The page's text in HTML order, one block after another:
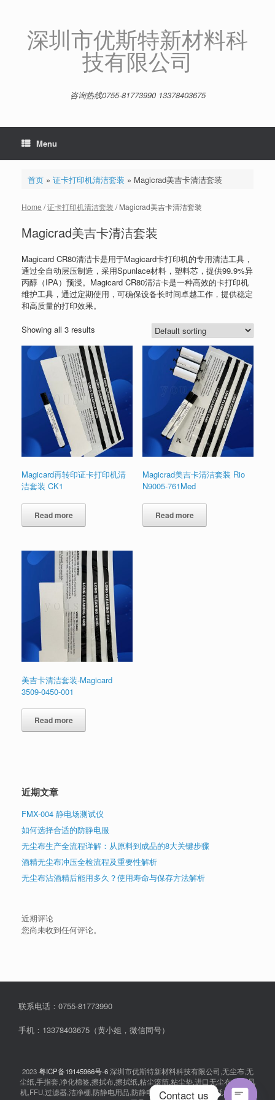
深圳市优斯特新材料科
技有限公司
咨询热线0755-81773990 13378403675
Menu
首页» 证卡打印机清洁套装 » Magicrad美吉卡清洁套装
Home /证卡打印机清洁套装 / Magicrad美吉卡清洁套装
Magicrad美吉卡清洁套装
Magicard CR80清洁卡是用于Magicard卡打印机的专用清洁工具，
通过全自动层压制造，采用Spunlace材料，塑料芯，提供99.9%异
丙醇（IPA）预浸。Magicard CR80清洁卡是一种高效的卡打印机
维护工具，通过定期使用，可确保设备长时间卓越工作，提供稳定
和高质量的打印效果。
Showing all 3 results
Magicard再转印证卡打印机清
洁套装 CK1
Read more
Magicrad美吉卡清洁套装 Rio
N9005-761Med
Read more
美吉卡清洁套装-Magicard
3509-0450-001
Read more
近期文章
FMX-004 静电场测试仪
如何选择合适的防静电服
无尘布生产全流程详解：从原料到成品的8大关键步骤
酒精无尘布冲压全检流程及重要性解析
无尘布沾酒精后能用多久？使用寿命与保存方法解析
近期评论
您尚未收到任何评论。
联系电话：0755-81773990
手机：13378403675（黄小姐，微信同号）
2023粤ICP备19145966号-6深圳市优斯特新材料科技有限公司,无尘布,无
尘纸,手指套,净化棉签,擦拭布,擦拭纸,粘尘滚筒,粘尘垫,进口无尘布,离子风
机,FFU,过滤器,洁净棚,防静电用品,防静电衣服,无尘室消耗品,耗材,实验室
Contact us